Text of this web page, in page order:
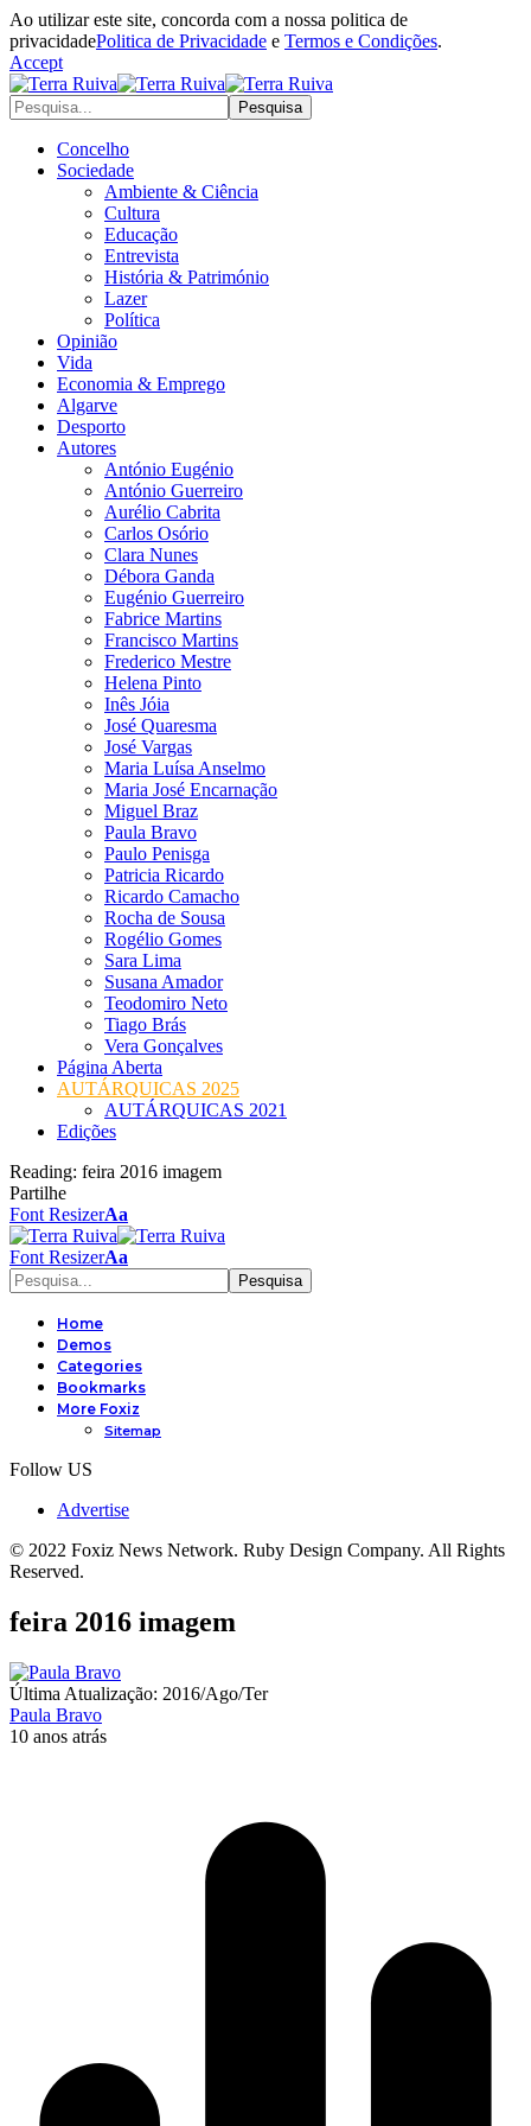
Ao utilizar este site, concorda com a nossa politica de
privacidadePolitica de Privacidade e Termos e Condições.
Accept
Concelho
Sociedade
Ambiente & Ciência
Cultura
Educação
Entrevista
História & Património
Lazer
Política
Opinião
Vida
Economia & Emprego
Algarve
Desporto
Autores
António Eugénio
António Guerreiro
Aurélio Cabrita
Carlos Osório
Clara Nunes
Débora Ganda
Eugénio Guerreiro
Fabrice Martins
Francisco Martins
Frederico Mestre
Helena Pinto
Inês Jóia
José Quaresma
José Vargas
Maria Luísa Anselmo
Maria José Encarnação
Miguel Braz
Paula Bravo
Paulo Penisga
Patricia Ricardo
Ricardo Camacho
Rocha de Sousa
Rogélio Gomes
Sara Lima
Susana Amador
Teodomiro Neto
Tiago Brás
Vera Gonçalves
Página Aberta
AUTÁRQUICAS 2025
AUTÁRQUICAS 2021
Edições
Reading: feira 2016 imagem
Partilhe
Font ResizerAa
Font ResizerAa
Home
Demos
Categories
Bookmarks
More Foxiz
Sitemap
Follow US
Advertise
© 2022 Foxiz News Network. Ruby Design Company. All Rights
Reserved.
feira 2016 imagem
Última Atualização: 2016/Ago/Ter
Paula Bravo
10 anos atrás